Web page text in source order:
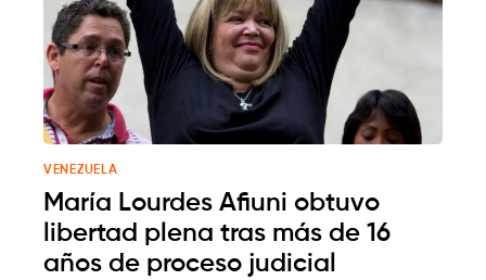
VENEZUELA
María Lourdes Afiuni obtuvo
libertad plena tras más de 16
años de proceso judicial